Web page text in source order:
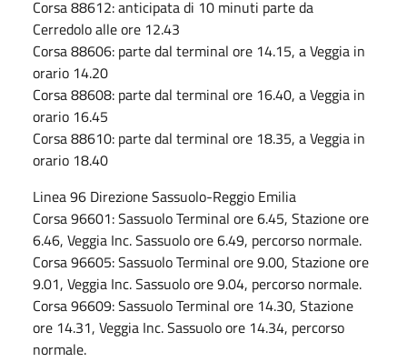
Corsa 88612: anticipata di 10 minuti parte da
Cerredolo alle ore 12.43
Corsa 88606: parte dal terminal ore 14.15, a Veggia in
orario 14.20
Corsa 88608: parte dal terminal ore 16.40, a Veggia in
orario 16.45
Corsa 88610: parte dal terminal ore 18.35, a Veggia in
orario 18.40
Linea 96 Direzione Sassuolo-Reggio Emilia
Corsa 96601: Sassuolo Terminal ore 6.45, Stazione ore
6.46, Veggia Inc. Sassuolo ore 6.49, percorso normale.
Corsa 96605: Sassuolo Terminal ore 9.00, Stazione ore
9.01, Veggia Inc. Sassuolo ore 9.04, percorso normale.
Corsa 96609: Sassuolo Terminal ore 14.30, Stazione
ore 14.31, Veggia Inc. Sassuolo ore 14.34, percorso
normale.